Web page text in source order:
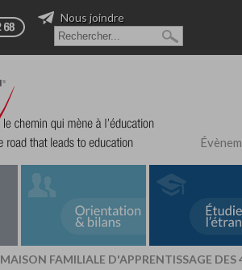
Nous joindre
MAISON FAMILIALE D'APPRENTISSAGE DES